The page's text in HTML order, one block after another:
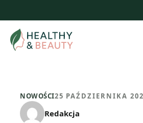
treści
NOWOŚCI25 PAŹDZIERNIKA
Redakcja